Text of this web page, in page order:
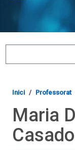
Inici Professorat
Maria
Casado